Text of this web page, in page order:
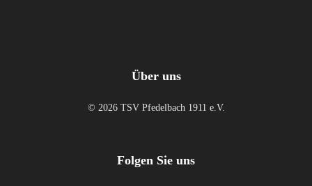
Über uns
© 2026 TSV Pfedelbach 1911 e.V.
Folgen Sie uns